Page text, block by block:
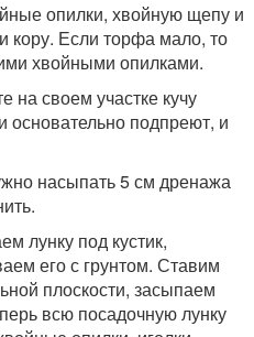
опилки, хвойную щепу и
кору. Если торфа мало, то
хвойными опилками.
на своем участке кучу
основательно подпреют, и
насыпать 5 см дренажа
лунку под кустик,
его с грунтом. Ставим
плоскости, засыпаем
всю посадочную лунку